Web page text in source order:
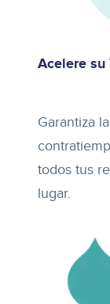
Acelere su
Garantiza
todos tus
lugar.